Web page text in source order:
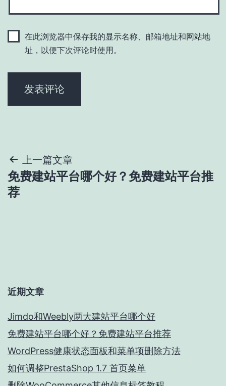
在此浏览器中保存我的显示名称、邮箱地址和网站地
址，以便下次评论时使用。
文
章
上一篇文章
免费建站平台哪个好？免费建站平台推
荐
近期文章
Jimdo和Weebly两大建站平台哪个好
免费建站平台哪个好？免费建站平台推荐
WordPress健康状态面板和菜单项删除方法
如何调整PrestaShop 1.7 首页菜单